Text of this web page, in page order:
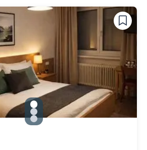
gallery.slide_selector
Zu Slide 1 wechseln
Zu Slide 2 wechseln
Zu Slide 3 wechseln